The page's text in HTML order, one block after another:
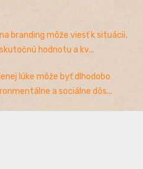
branding môže viesť k situácii,
hodnotu a kv...
lúke môže byť dlhodobo
a sociálne dôs...